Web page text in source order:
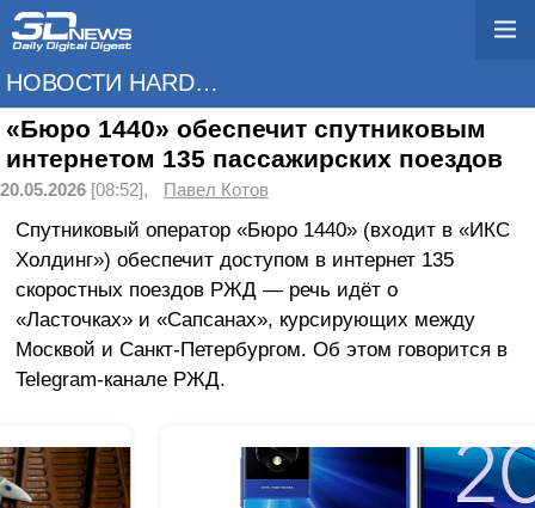
НОВОСТИ HARDWARE
«Бюро 1440» обеспечит спутниковым
интернетом 135 пассажирских поездов
20.05.2026 [08:52], Павел Котов
Спутниковый оператор «Бюро 1440» (входит в «ИКС
Холдинг») обеспечит доступом в интернет 135
скоростных поездов РЖД — речь идёт о
«Ласточках» и «Сапсанах», курсирующих между
Москвой и Санкт-Петербургом. Об этом говорится в
Telegram-канале РЖД.